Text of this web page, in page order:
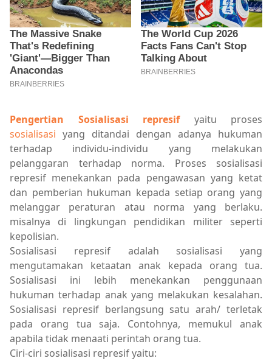
Pengertian Sosialisasi represifyaitu proses
sosialisasi yang ditandai dengan adanya hukuman
terhadap individu-individu yang melakukan
pelanggaran terhadap norma. Proses sosialisasi
represif menekankan pada pengawasan yang ketat
dan pemberian hukuman kepada setiap orang yang
melanggar peraturan atau norma yang berlaku.
misalnya di lingkungan pendidikan militer seperti
kepolisian.
Sosialisasi represif adalah sosialisasi yang
mengutamakan ketaatan anak kepada orang tua.
Sosialisasi ini lebih menekankan penggunaan
hukuman terhadap anak yang melakukan kesalahan.
Sosialisasi represif berlangsung satu arah/ terletak
pada orang tua saja. Contohnya, memukul anak
apabila tidak menaati perintah orang tua.
Ciri-ciri sosialisasi represif yaitu: